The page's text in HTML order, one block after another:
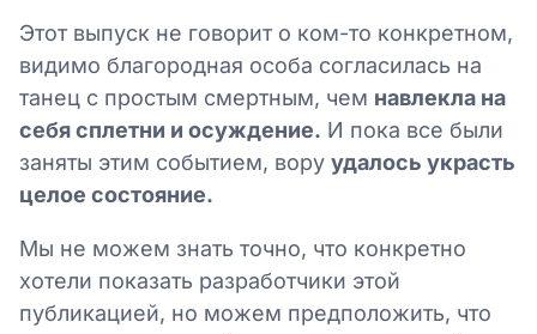
Этот выпуск не говорит о ком-то конкретном,
видимо благородная особа согласилась на
танец с простым смертным, чем навлекла на
себя сплетни и осуждение. И пока все были
заняты этим событием, вору удалось украсть
целое состояние.
Мы не можем знать точно, что конкретно
хотели показать разработчики этой
публикацией, но можем предположить, что